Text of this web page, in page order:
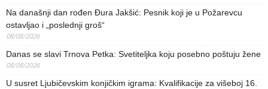
Na današnji dan rođen Đura Jakšić: Pesnik koji je u Požarevcu
ostavljao i „poslednji groš“
08/08/2026
Danas se slavi Trnova Petka: Svetiteljka koju posebno poštuju žene
08/08/2026
U susret Ljubičevskim konjičkim igrama: Kvalifikacije za višeboj 16.